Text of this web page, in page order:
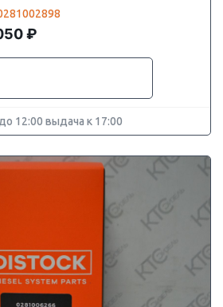
₽
12:00 выдача к 17:00